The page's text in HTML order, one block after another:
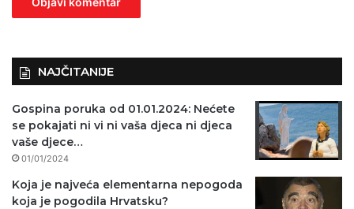
NAJČITANIJE
Gospina poruka od 01.01.2024: Nećete
se pokajati ni vi ni vaša djeca ni djeca
vaše djece…
01/01/2024
Koja je najveća elementarna nepogoda
koja je pogodila Hrvatsku?